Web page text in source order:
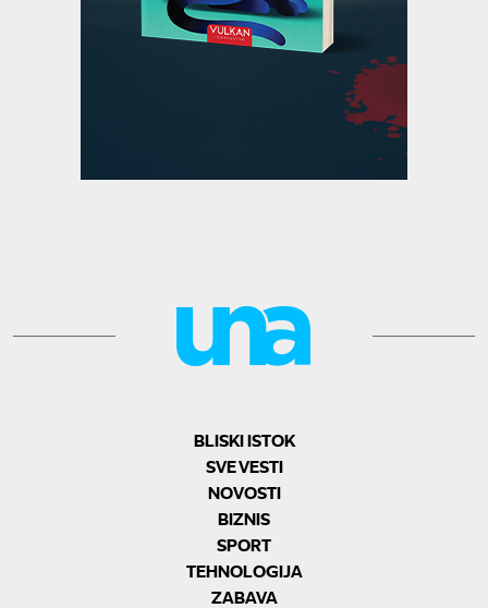
BLISKI ISTOK
SVE VESTI
NOVOSTI
BIZNIS
SPORT
TEHNOLOGIJA
ZABAVA